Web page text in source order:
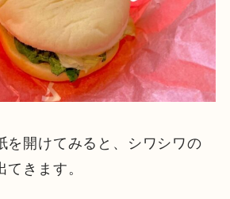
を開けてみると、シワシワの
きます。